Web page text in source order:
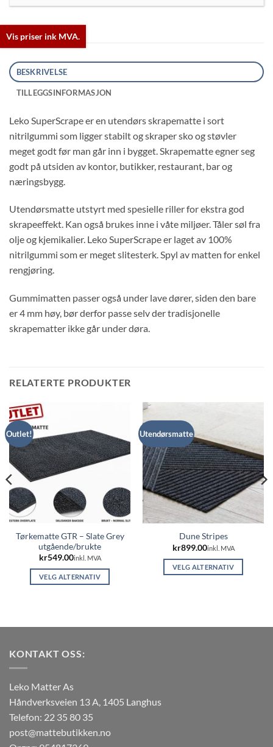
BESKRIVELSE
TILLEGGSINFORMASJON
Leko SuperScrape er en utendørs skrapematte i sort
nitrilgummi som ligger stabilt og skraper sko og støvler
meget godt før man går inn i bygget. Skrapematte egner seg
godt på utsiden av kontor, butikker, restaurant, bar og
næringsbygg.
Utendørsmatte utstyrt med spesielle riller for ekstra god
skrapeeffekt. Kan også brukes inne i våte miljøer. Tåler søl fra
olje og kjemikalier. Leko SuperScrape er laget av 100%
nitrilgummi som er meget slitesterk. Spyl av matten for enkel
rengjøring.
Gummimatten passer også under lave dører, siden den bare
er 4 mm høy, bør derfor passe selv der tradisjonelle
skrapematter ikke går under døra.
RELATERTE PRODUKTER
Outlet!
Tørkematte GTR – Slate Grey
utgående/brukte
kr549.00inkl. MVA
VELG ALTERNATIV
flere
Alternativene
på
produktsiden
Utendørsmatte
Dune Stripes
kr899.00inkl. MVA
VELG ALTERNATIV
KONTAKT OSS:
Leko Matter As
Håndverksveien 13 A, 1405 Langhus
Telefon: 22 35 80 35
post@mattebutikken.no
Vis priser ink MVA.